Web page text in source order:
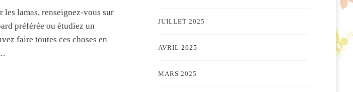
les lamas, renseignez-vous sur
préférée ou étudiez un
faire toutes ces choses en
JUILLET 2025
AVRIL 2025
MARS 2025